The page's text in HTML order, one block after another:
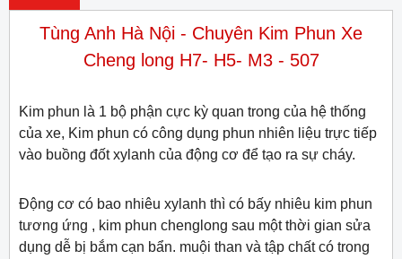
Tùng Anh Hà Nội - Chuyên Kim Phun Xe
Cheng long H7- H5- M3 - 507
Kim phun là 1 bộ phận cực kỳ quan trong của hệ thống
của xe, Kim phun có công dụng phun nhiên liệu trực tiếp
vào buồng đốt xylanh của động cơ để tạo ra sự cháy.
Động cơ có bao nhiêu xylanh thì có bấy nhiêu kim phun
tương ứng , kim phun chenglong sau một thời gian sửa
dụng dễ bị bắm cạn bẩn. muội than và tập chất có trong